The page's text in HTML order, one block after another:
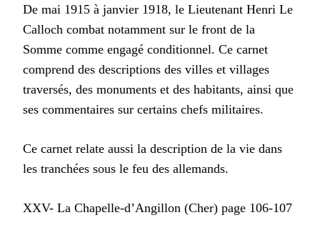
De mai 1915 à janvier 1918, le Lieutenant Henri Le
Calloch combat notamment sur le front de la
Somme comme engagé conditionnel. Ce carnet
comprend des descriptions des villes et villages
traversés, des monuments et des habitants, ainsi que
ses commentaires sur certains chefs militaires.
Ce carnet relate aussi la description de la vie dans
les tranchées sous le feu des allemands.
XXV- La Chapelle-d’Angillon (Cher) page 106-107